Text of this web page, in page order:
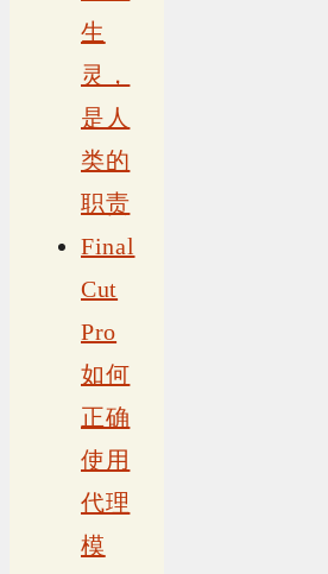
生
灵，
是人
类的
职责
Final
Cut
Pro
如何
正确
使用
代理
模